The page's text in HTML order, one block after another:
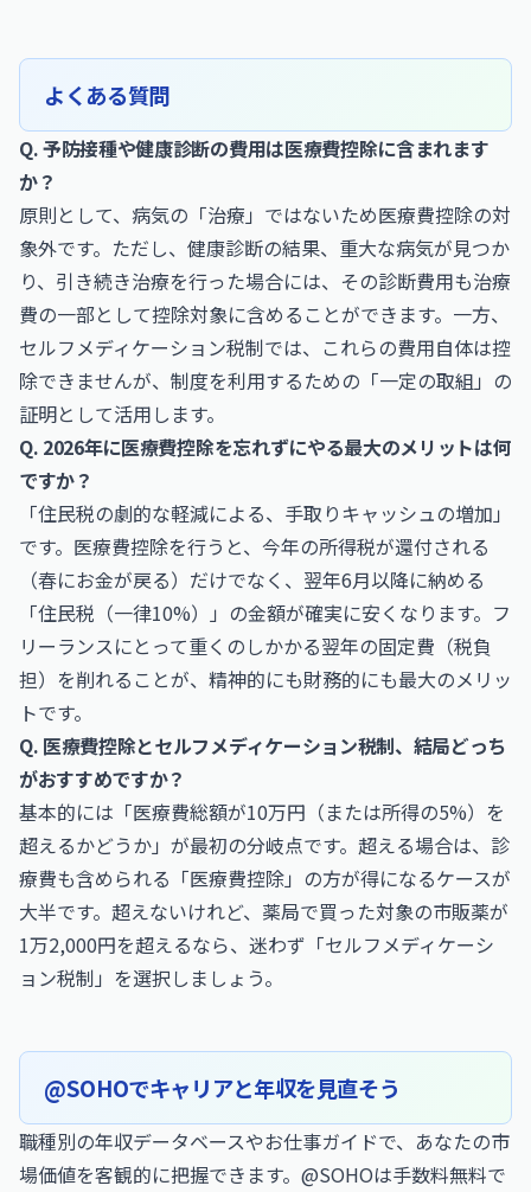
よくある質問
Q. 予防接種や健康診断の費用は医療費控除に含まれます
か？
原則として、病気の「治療」ではないため医療費控除の対
象外です。ただし、健康診断の結果、重大な病気が見つか
り、引き続き治療を行った場合には、その診断費用も治療
費の一部として控除対象に含めることができます。一方、
セルフメディケーション税制では、これらの費用自体は控
除できませんが、制度を利用するための「一定の取組」の
証明として活用します。
Q. 2026年に医療費控除を忘れずにやる最大のメリットは何
ですか？
「住民税の劇的な軽減による、手取りキャッシュの増加」
です。医療費控除を行うと、今年の所得税が還付される
（春にお金が戻る）だけでなく、翌年6月以降に納める
「住民税（一律10%）」の金額が確実に安くなります。フ
リーランスにとって重くのしかかる翌年の固定費（税負
担）を削れることが、精神的にも財務的にも最大のメリッ
トです。
Q. 医療費控除とセルフメディケーション税制、結局どっち
がおすすめですか？
基本的には「医療費総額が10万円（または所得の5%）を
超えるかどうか」が最初の分岐点です。超える場合は、診
療費も含められる「医療費控除」の方が得になるケースが
大半です。超えないけれど、薬局で買った対象の市販薬が
1万2,000円を超えるなら、迷わず「セルフメディケーシ
ョン税制」を選択しましょう。
@SOHOでキャリアと年収を見直そう
職種別の年収データベースやお仕事ガイドで、あなたの市
場価値を客観的に把握できます。@SOHOは手数料無料で